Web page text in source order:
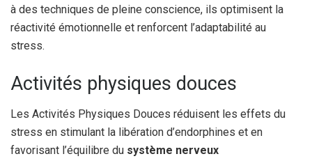
à des techniques de pleine conscience, ils optimisent la
réactivité émotionnelle et renforcent l’adaptabilité au
stress.
Activités physiques douces
Les Activités Physiques Douces réduisent les effets du
stress en stimulant la libération d’endorphines et en
favorisant l’équilibre du système nerveux